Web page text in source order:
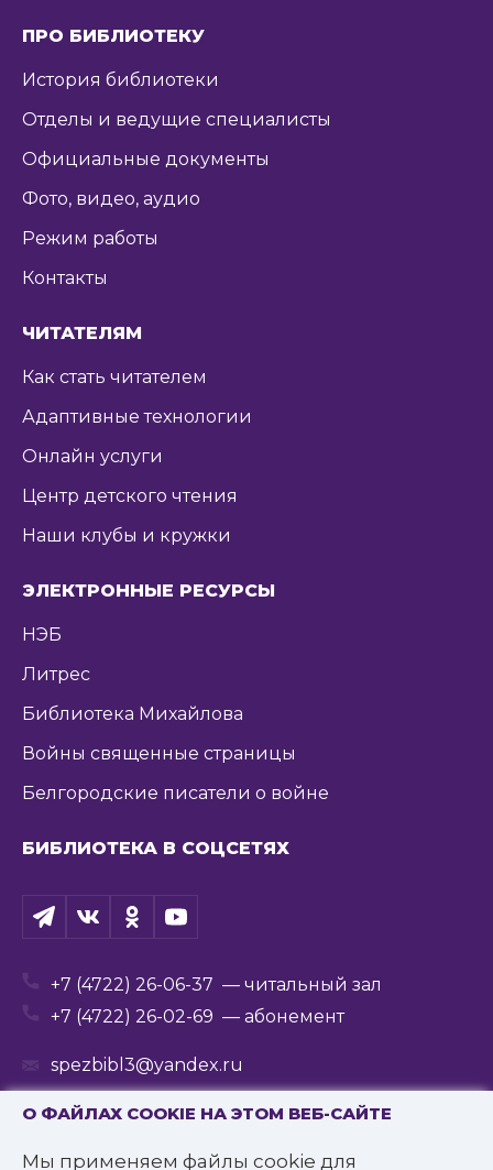
О ФАЙЛАХ COOKIE НА ЭТОМ ВЕБ-САЙТЕ
Мы применяем файлы cookie для
ПРО БИБЛИОТЕКУ
История библиотеки
Отделы и ведущие специалисты
Официальные документы
Фото, видео, аудио
Режим работы
Контакты
ЧИТАТЕЛЯМ
Как стать читателем
Адаптивные технологии
Онлайн услуги
Центр детского чтения
Наши клубы и кружки
ЭЛЕКТРОННЫЕ РЕСУРСЫ
НЭБ
Литрес
Библиотека Михайлова
Войны священные страницы
Белгородские писатели о войне
БИБЛИОТЕКА В СОЦСЕТЯХ
+7 (4722) 26-06-37 — читальный зал
+7 (4722) 26-02-69 — абонемент
spezbibl3@yandex.ru